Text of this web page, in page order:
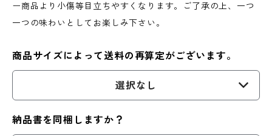
ー商品より小傷等目立ちやすくなります。ご了承の上、一つ
一つの味わいとしてお楽しみ下さい。
商品サイズによって送料の再算定がございます。
選択なし
納品書を同梱しますか？